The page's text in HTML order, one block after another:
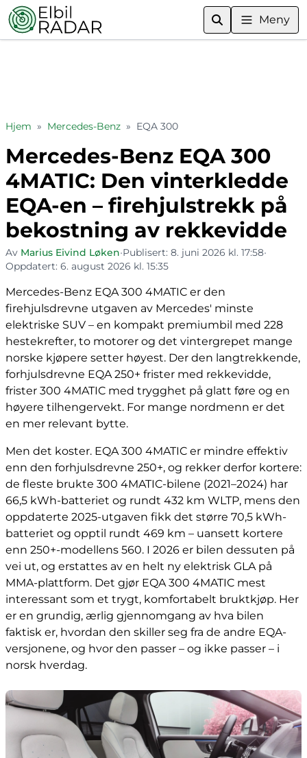
Meny
Hjem » Mercedes-Benz » EQA 300
Mercedes-Benz EQA 300
4MATIC: Den vinterkledde
EQA-en – firehjulstrekk på
bekostning av rekkevidde
Av Marius Eivind Løken•Publisert: 8. juni 2026 kl. 17:58•
Oppdatert: 6. august 2026 kl. 15:35
Mercedes-Benz EQA 300 4MATIC er den
firehjulsdrevne utgaven av Mercedes' minste
elektriske SUV – en kompakt premiumbil med 228
hestekrefter, to motorer og det vintergrepet mange
norske kjøpere setter høyest. Der den langtrekkende,
forhjulsdrevne EQA 250+ frister med rekkevidde,
frister 300 4MATIC med trygghet på glatt føre og en
høyere tilhengervekt. For mange nordmenn er det
en mer relevant bytte.
Men det koster. EQA 300 4MATIC er mindre effektiv
enn den forhjulsdrevne 250+, og rekker derfor kortere:
de fleste brukte 300 4MATIC-bilene (2021–2024) har
66,5 kWh-batteriet og rundt 432 km WLTP, mens den
oppdaterte 2025-utgaven fikk det større 70,5 kWh-
batteriet og opptil rundt 469 km – uansett kortere
enn 250+-modellens 560. I 2026 er bilen dessuten på
vei ut, og erstattes av en helt ny elektrisk GLA på
MMA-plattform. Det gjør EQA 300 4MATIC mest
interessant som et trygt, komfortabelt bruktkjøp. Her
er en grundig, ærlig gjennomgang av hva bilen
faktisk er, hvordan den skiller seg fra de andre EQA-
versjonene, og hvor den passer – og ikke passer – i
norsk hverdag.